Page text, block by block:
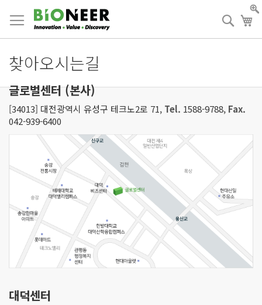
to
Content
검
색
찾아오시는길
글로벌센터 (본사)
[34013] 대전광역시 유성구 테크노2로 71, Tel. 1588-9788, Fax.
042-939-6400
대덕센터